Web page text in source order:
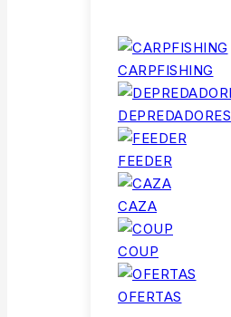
CARPFISHING
DEPREDADORES
FEEDER
CAZA
COUP
OFERTAS